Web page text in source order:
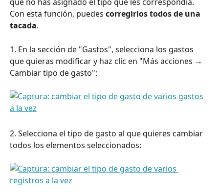
que no has asignado el tipo que les correspondía.
Con esta función, puedes corregirlos todos de una
tacada.
1. En la sección de "Gastos", selecciona los gastos
que quieras modificar y haz clic en "Más acciones →
Cambiar tipo de gasto":
2. Selecciona el tipo de gasto al que quieres cambiar
todos los elementos seleccionados: